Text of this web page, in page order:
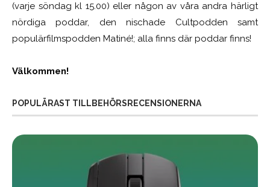
(varje söndag kl 15.00) eller någon av våra andra härligt
nördiga poddar, den nischade Cultpodden samt
populärfilmspodden Matiné!; alla finns där poddar finns!
Välkommen!
POPULÄRAST TILLBEHÖRSRECENSIONERNA